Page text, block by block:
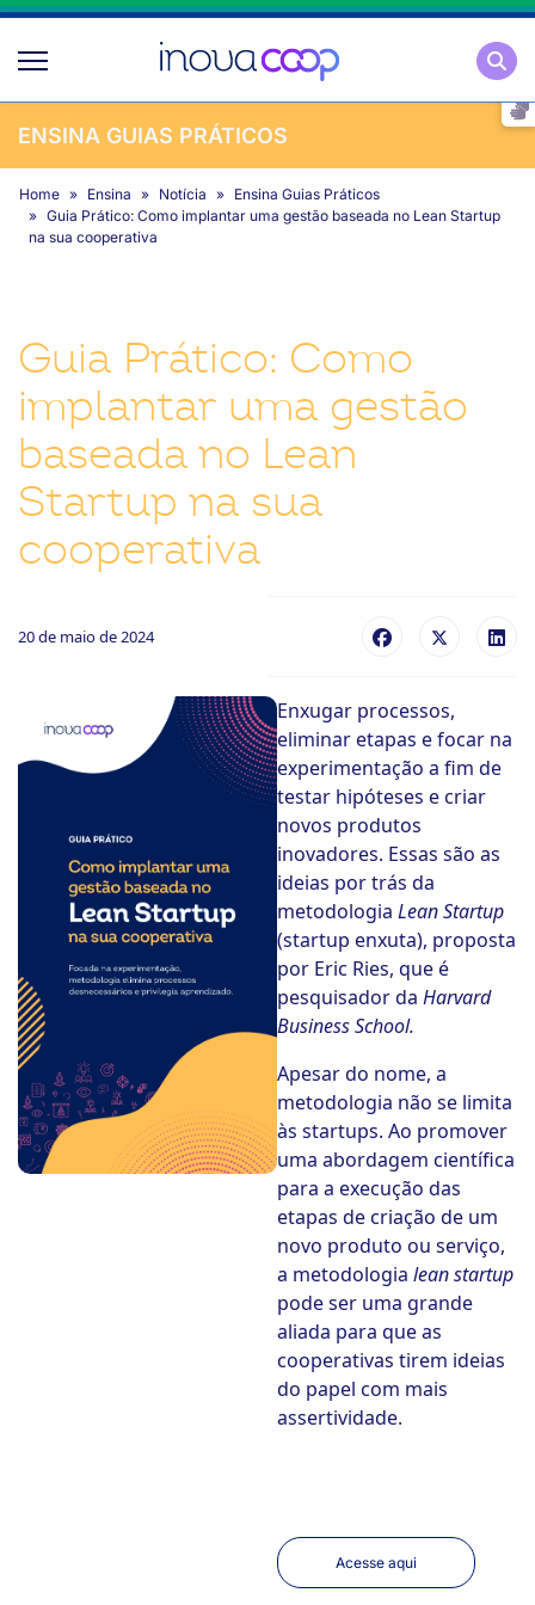
ENSINA GUIAS PRÁTICOS
Home Ensina Notícia
Ensina Guias Práticos
Guia Prático: Como implantar uma gestão baseada no Lean Startup
na sua cooperativa
Guia Prático: Como
implantar uma gestão
baseada no Lean
Startup na sua
cooperativa
20 de maio de 2024
Enxugar processos,
eliminar etapas e focar na
experimentação a fim de
testar hipóteses e criar
novos produtos
inovadores. Essas são as
ideias por trás da
metodologia Lean Startup
(startup enxuta), proposta
por Eric Ries, que é
pesquisador da Harvard
Business School.
Apesar do nome, a
metodologia não se limita
às startups. Ao promover
uma abordagem científica
para a execução das
etapas de criação de um
novo produto ou serviço,
a metodologia lean startup
pode ser uma grande
aliada para que as
cooperativas tirem ideias
do papel com mais
assertividade.
Acesse aqui